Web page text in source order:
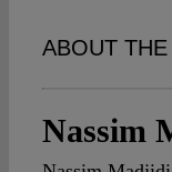
ABOUT
Nassim